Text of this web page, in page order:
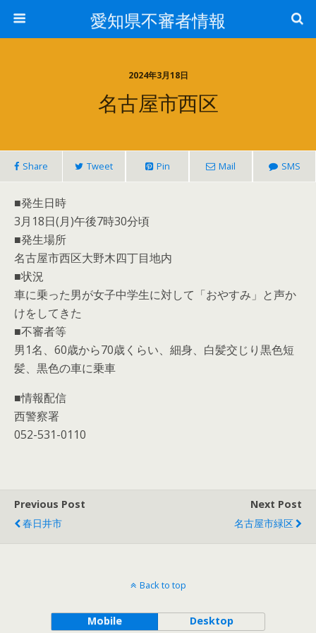
愛知県不審者情報
2024年3月18日
名古屋市西区
Share Tweet Pin Mail SMS
■発生日時
3月18日(月)午後7時30分頃
■発生場所
名古屋市西区大野木四丁目地内
■状況
車に乗った男が女子中学生に対して「おやすみ」と声か
けをしてきた
■不審者等
男1名、60歳から70歳くらい、細身、白髪交じり黒色短
髪、黒色の車に乗車
■情報配信
西警察署
052-531-0110
Previous Post
春日井市
Next Post
名古屋市緑区
Back to top
Mobile Desktop